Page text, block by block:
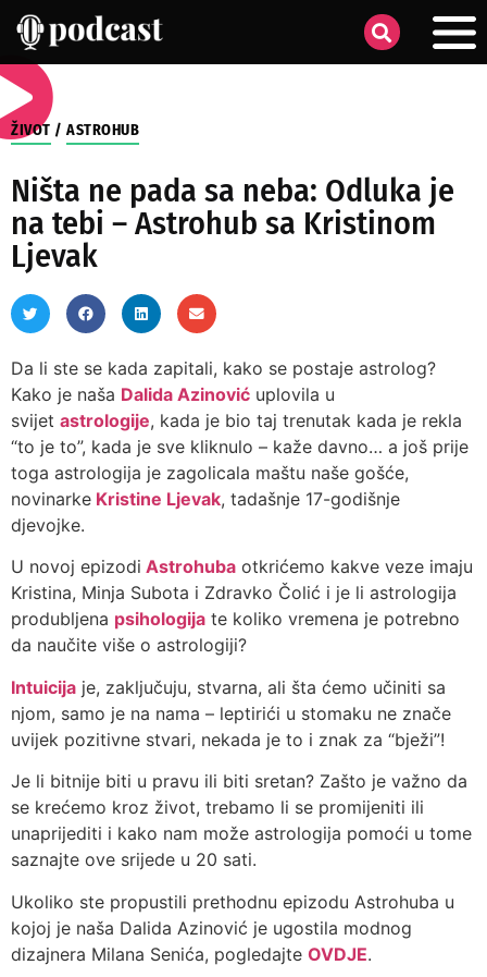
ŽIVOT / ASTROHUB
Ništa ne pada sa neba: Odluka je
na tebi – Astrohub sa Kristinom
Ljevak
Da li ste se kada zapitali, kako se postaje astrolog?
Kako je naša Dalida Azinović uplovila u
svijet astrologije, kada je bio taj trenutak kada je rekla
“to je to”, kada je sve kliknulo – kaže davno… a još prije
toga astrologija je zagolicala maštu naše gošće,
novinarke Kristine Ljevak, tadašnje 17-godišnje
djevojke.
U novoj epizodi Astrohuba otkrićemo kakve veze imaju
Kristina, Minja Subota i Zdravko Čolić i je li astrologija
produbljena psihologija te koliko vremena je potrebno
da naučite više o astrologiji?
Intuicija je, zaključuju, stvarna, ali šta ćemo učiniti sa
njom, samo je na nama – leptirići u stomaku ne znače
uvijek pozitivne stvari, nekada je to i znak za “bježi”!
Je li bitnije biti u pravu ili biti sretan? Zašto je važno da
se krećemo kroz život, trebamo li se promijeniti ili
unaprijediti i kako nam može astrologija pomoći u tome
saznajte ove srijede u 20 sati.
Ukoliko ste propustili prethodnu epizodu Astrohuba u
kojoj je naša Dalida Azinović je ugostila modnog
dizajnera Milana Senića, pogledajte OVDJE.